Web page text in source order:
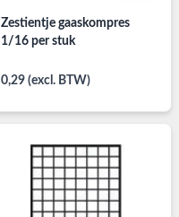
Zestientje gaaskompres
1/16 per stuk
0,29 (excl. BTW)